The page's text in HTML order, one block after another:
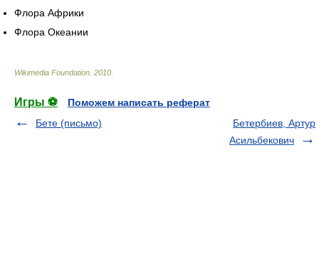
Флора Африки
Флора Океании
Wikimedia Foundation 2010
Игры ⚽
Поможем написать реферат
Бете (письмо)
Бетербиев, Артур
Асильбекович